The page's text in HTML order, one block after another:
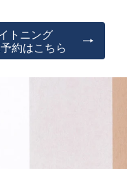
トニング
約はこちら